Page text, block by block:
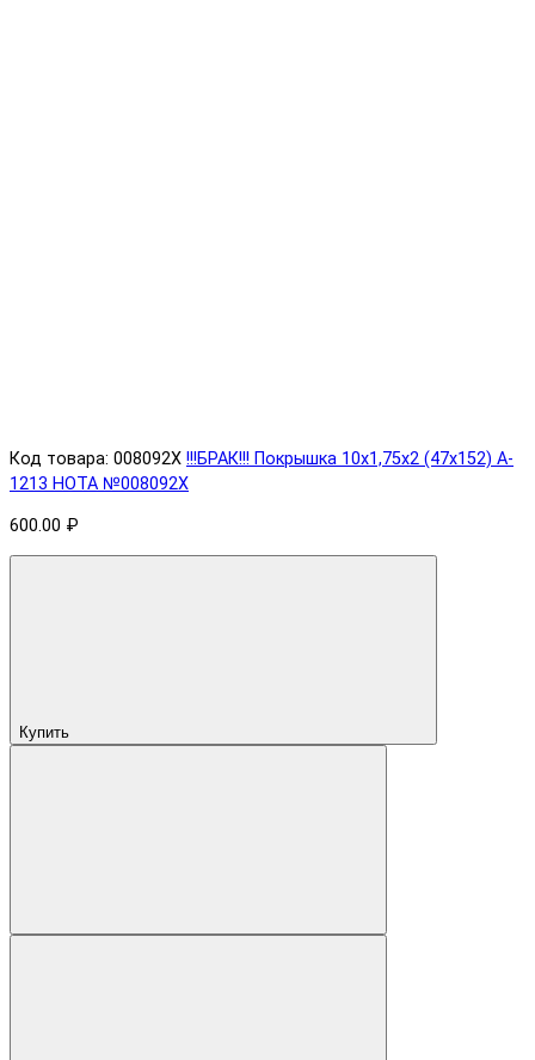
Код товара: 008092X !!!БРАК!!! Покрышка 10х1,75х2 (47x152) A-
1213 HOTA №008092X
600.00 ₽
Купить